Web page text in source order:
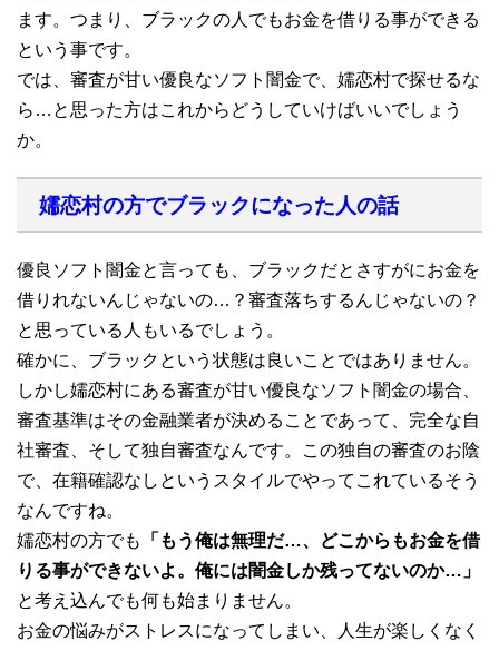
ます。つまり、ブラックの人でもお金を借りる事ができる
という事です。
では、審査が甘い優良なソフト闇金で、嬬恋村で探せるな
ら…と思った方はこれからどうしていけばいいでしょう
か。
嬬恋村の方でブラックになった人の話
優良ソフト闇金と言っても、ブラックだとさすがにお金を
借りれないんじゃないの…？審査落ちするんじゃないの？
と思っている人もいるでしょう。
確かに、ブラックという状態は良いことではありません。
しかし嬬恋村にある審査が甘い優良なソフト闇金の場合、
審査基準はその金融業者が決めることであって、完全な自
社審査、そして独自審査なんです。この独自の審査のお陰
で、在籍確認なしというスタイルでやってこれているそう
なんですね。
嬬恋村の方でも
「もう俺は無理だ…、どこからもお金を借
りる事ができないよ。俺には闇金しか残ってないのか…」
と考え込んでも何も始まりません。
お金の悩みがストレスになってしまい、人生が楽しくなく